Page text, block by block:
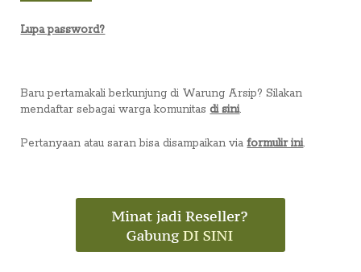
Lupa password?
Baru pertamakali berkunjung di Warung Arsip? Silakan
mendaftar sebagai warga komunitas di sini.
Pertanyaan atau saran bisa disampaikan viaformulir ini.